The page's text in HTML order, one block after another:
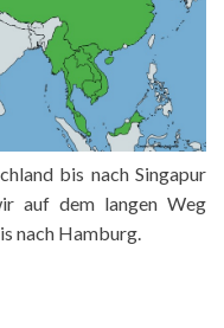
bis nach Singapur
auf dem langen Weg
nach Hamburg.